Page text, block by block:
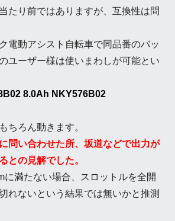
たり前ではありますが、互換性は問
電動アシスト自転車で同品番のバッ
ユーザー様は使いまわしが可能とい
8.0Ah NKY576B02
ちろん動きます。
問い合わせた所、坂道などで出力が
との見解でした。
に満たない場合、スロットルを全開
れないという結果では無いかと推測